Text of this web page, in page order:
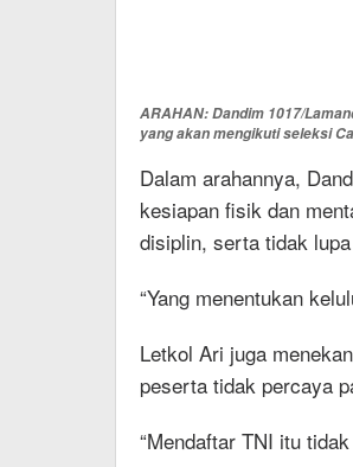
ARAHAN: Dandim 1017/
yang akan mengikuti seleksi
Dalam arahannya,
kesiapan fisik dan
disiplin, serta tidak
“Yang menentukan
Letkol Ari juga
peserta tidak percaya
“Mendaftar TNI itu